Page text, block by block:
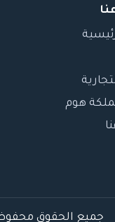
هوم
جميع الحقوق محفوظة